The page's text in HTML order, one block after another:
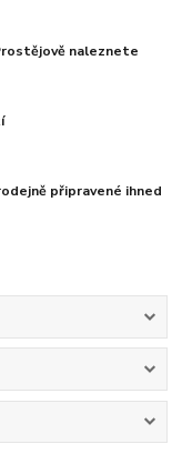
naleznete
připravené ihned